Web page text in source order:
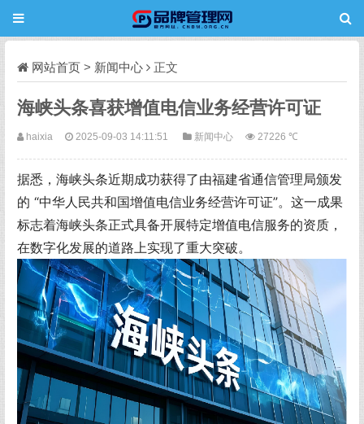
网站首页 > 新闻中心 正文
海峡头条喜获增值电信业务经营许可证
haixia 2025-09-03 14:11:51 新闻中心 27226 ℃
据悉，海峡头条近期成功获得了由福建省通信管理局颁发
的 “中华人民共和国增值电信业务经营许可证”。这一成果
标志着海峡头条正式具备开展特定增值电信服务的资质，
在数字化发展的道路上实现了重大突破。